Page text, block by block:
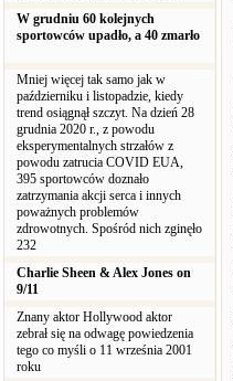
W grudniu 60 kolejnych
sportowców upadło, a 40 zmarło
Mniej więcej tak samo jak w
październiku i listopadzie, kiedy
trend osiągnął szczyt. Na dzień 28
grudnia 2020 r., z powodu
eksperymentalnych strzałów z
powodu zatrucia COVID EUA,
395 sportowców doznało
zatrzymania akcji serca i innych
poważnych problemów
zdrowotnych. Spośród nich zginęło
232
Charlie Sheen & Alex Jones on
9/11
Znany aktor Hollywood aktor
zebrał się na odwagę powiedzenia
tego co myśli o 11 września 2001
roku